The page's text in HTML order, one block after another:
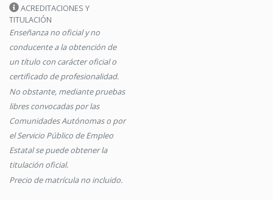
ACREDITACIONES Y
TITULACIÓN
Enseñanza no oficial y no
conducente a la obtención de
un título con carácter oficial o
certificado de profesionalidad.
No obstante, mediante pruebas
libres convocadas por las
Comunidades Autónomas o por
el Servicio Público de Empleo
Estatal se puede obtener la
titulación oficial.
Precio de matrícula no incluido.